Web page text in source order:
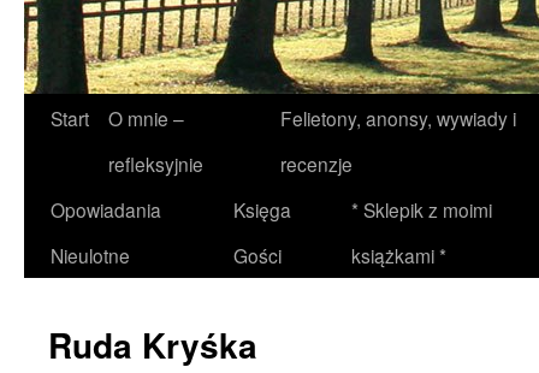
Przejdź
treści
Start
O mnie –
refleksyjnie
Felietony, anonsy, wywiady i
recenzje
Opowiadania
Nieulotne
Księga
Gości
* Sklepik z moimi
książkami *
Ruda Kryśka